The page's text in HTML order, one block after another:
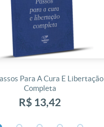
Para A Cura E Libertação
Completa
R$ 13,42